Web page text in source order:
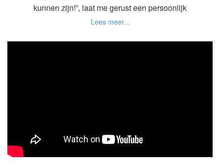
kunnen zijn!”, laat me gerust een persoonlijk
berichtje achter of stuur me een mailtje en